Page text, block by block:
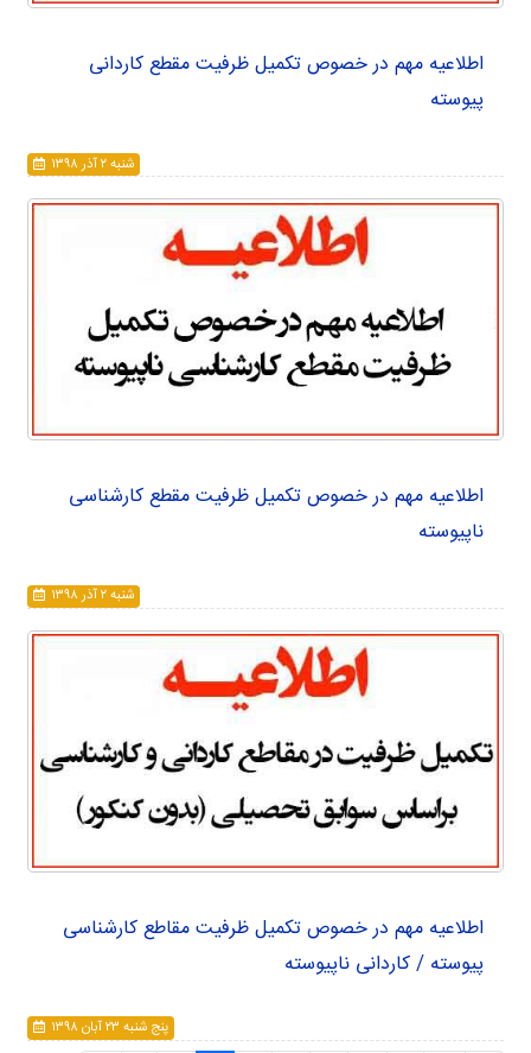
اطلاعیه مهم در خصوص تکمیل ظرفیت مقطع کاردانی
پیوسته
شنبه ۲ آذر ۱۳۹۸
اطلاعیه مهم در خصوص تکمیل ظرفیت مقطع کارشناسی
ناپیوسته
شنبه ۲ آذر ۱۳۹۸
اطلاعیه مهم در خصوص تکمیل ظرفیت مقاطع کارشناسی
پیوسته / کاردانی ناپیوسته
پنج شنبه ۲۳ آبان ۱۳۹۸